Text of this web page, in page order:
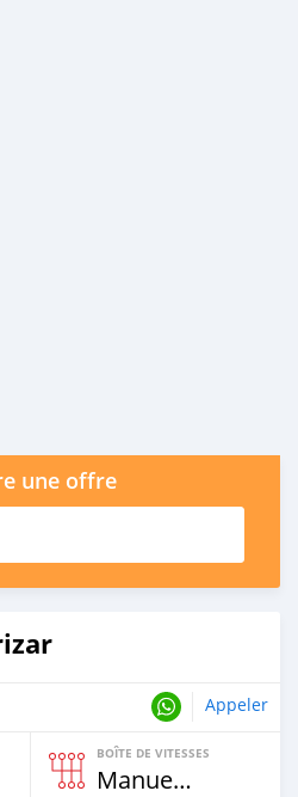
une offre
Appeler
BOÎTE DE VITESSES
Manuelle